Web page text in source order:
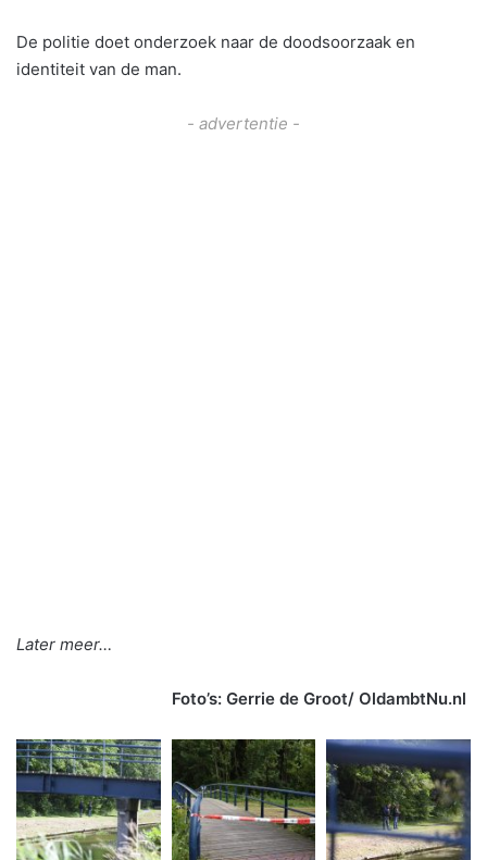
De politie doet onderzoek naar de doodsoorzaak en
identiteit van de man.
- advertentie -
Later meer…
Foto’s: Gerrie de Groot/ OldambtNu.nl